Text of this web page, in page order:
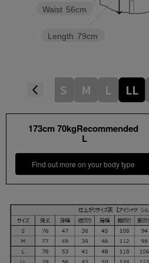
Length 79cm
Waist 56cm
S M L LL
173cm 70kgRecommended
L
Find out more on your body type